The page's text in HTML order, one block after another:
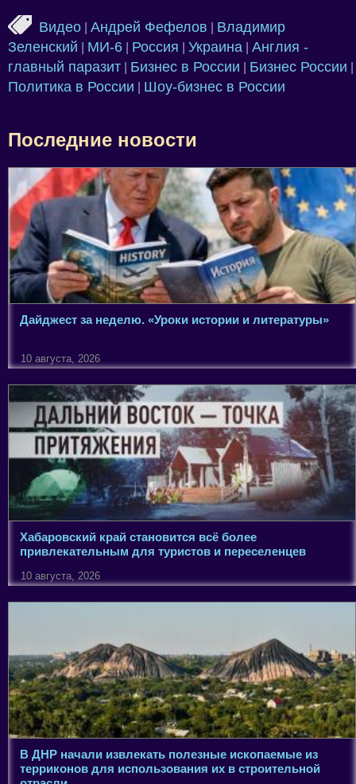
Видео Андрей Фефелов
Владимир
Зеленский
МИ-6 Россия Украина Англия -
главный паразит
Бизнес в России Бизнес России
Политика в России Шоу-бизнес в России
Последние новости
Дайджест за неделю. «Уроки истории и литературы»
10 августа, 2026
Хабаровский край становится всё более
привлекательным для туристов и переселенцев
10 августа, 2026
В ДНР начали извлекать полезные ископаемые из
терриконов для использования их в строительной